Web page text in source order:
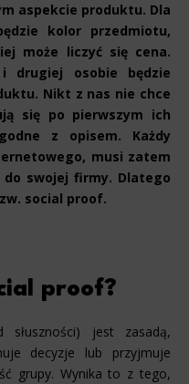
aspekcie produktu. Dla
kolor przedmiotu,
może liczyć się cena.
drugiej osobie będzie
Nikt z nas nie chce
się po pierwszym ich
z opisem. Każdy
musi zatem
do swojej firmy. Dlatego
social proof.
proof?
słuszności) jest zasadą,
decyzje lub przyjmuje
grupy. Wynika to z tego,